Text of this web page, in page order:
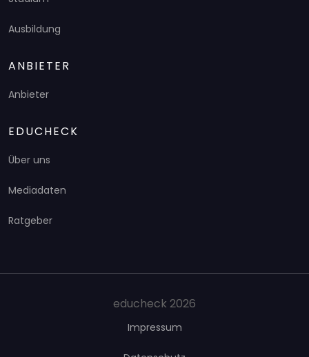
Ausbildung
ANBIETER
Anbieter
EDUCHECK
Über uns
Mediadaten
Ratgeber
educheck 2026
Impressum